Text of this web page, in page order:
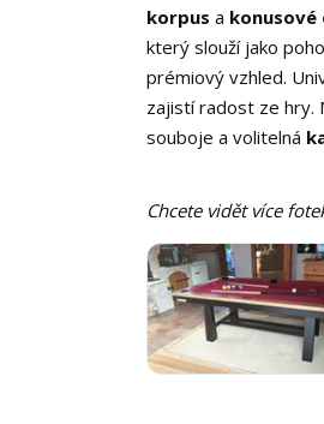
korpus a konusové
který slouží jako
prémiový vzhled.
zajistí radost ze hry.
souboje a volitelná
Chcete vidět více